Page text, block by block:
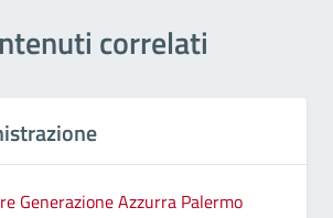
correlati
Generazione Azzurra Palermo